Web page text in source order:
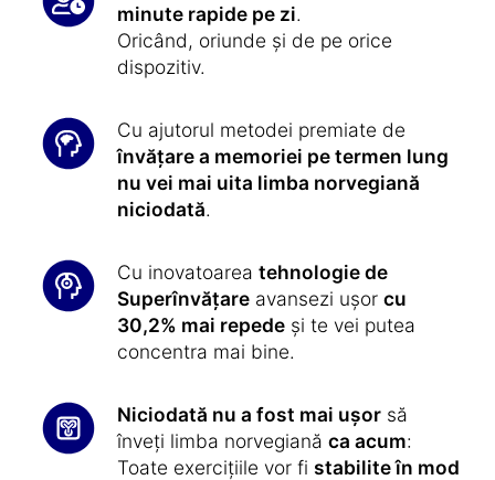
minute rapide pe zi.
Oricând, oriunde și de pe orice
dispozitiv.
Cu ajutorul metodei premiate de
învățare a memoriei pe termen lung
nu vei mai uita limba norvegiană
niciodată.
Cu inovatoarea tehnologie de
Superînvățare avansezi ușor cu
30,2% mai repede și te vei putea
concentra mai bine.
Niciodată nu a fost mai ușor să
înveți limba norvegiană ca acum:
Toate exercițiile vor fi stabilite în mod